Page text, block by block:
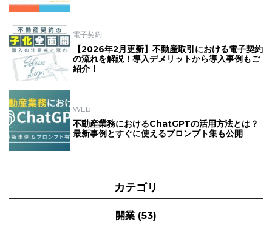
電子契約
【2026年2月更新】不動産取引における電子契約
の流れを解説！導入デメリットから導入事例もご
紹介！
WEB
不動産業務におけるChatGPTの活用方法とは？
最新事例とすぐに使えるプロンプト集も公開
カテゴリ
開業 (53)